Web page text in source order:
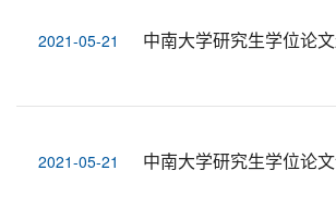
2021-05-21 中南大学研究生学位论
2021-05-21 中南大学研究生学位论